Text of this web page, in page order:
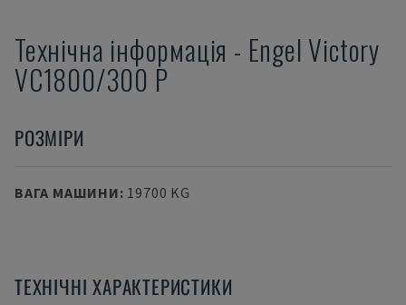
Технічна інформація - Engel Victory
VC1800/300 P
РОЗМІРИ
ВАГА МАШИНИ: 19700 KG
ТЕХНІЧНІ ХАРАКТЕРИСТИКИ